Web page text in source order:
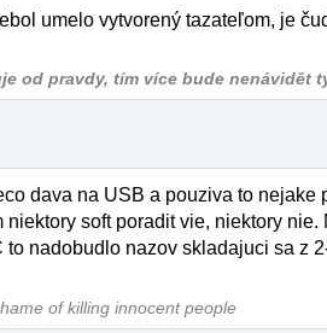
umelo vytvorený tazateľom, je
od pravdy, tím více bude nenávidět
dava na USB a pouziva to
soft poradit vie, niektory
nadobudlo nazov skladajuci sa z
of killing innocent people